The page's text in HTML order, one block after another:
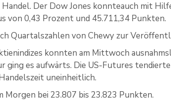
Der Dow Jones konnteauch mit
von 0,43 Prozent und 45.711,34 Punkten.
Quartalszahlen von Chewy zur
konnten am Mittwoch
ging es aufwärts. Die US-Futures
uneinheitlich.
bei 23.807 bis 23.823 Punkten.